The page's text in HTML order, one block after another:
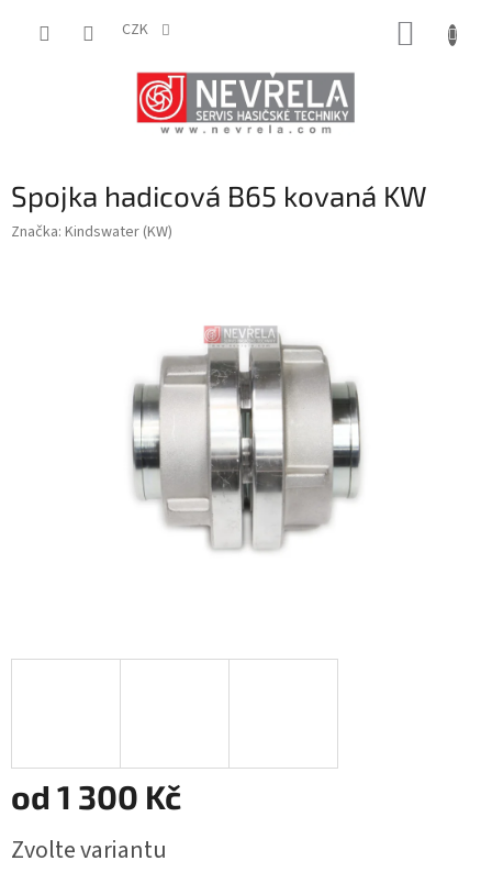
CZK
Spojka hadicová B65 kovaná KW
Značka: Kindswater (KW)
od 1 300 Kč
cena:
Zvolte variantu